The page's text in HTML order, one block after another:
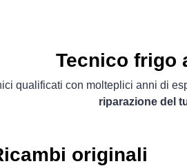
Tecnico frigo
qualificati con molteplici anni di
riparazione del
originali